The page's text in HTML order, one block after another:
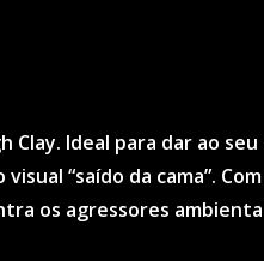
Ideal para dar ao
“saído da cama”.
os agressores